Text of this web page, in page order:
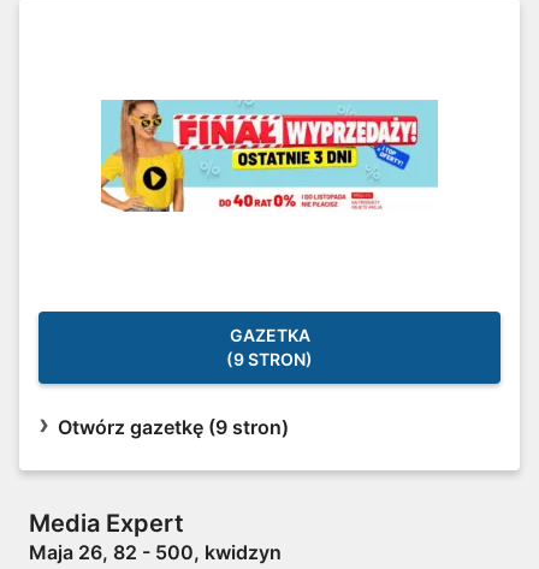
GAZETKA
(9 STRON)
Otwórz gazetkę (9 stron)
Media Expert
Maja 26, 82 - 500, kwidzyn